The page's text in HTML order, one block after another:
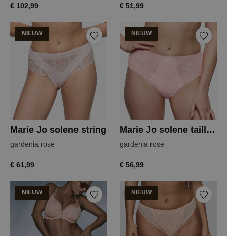
€ 102,99 € 51,99
NIEUW
Marie Jo solene string
gardenia rose
€ 61,99
NIEUW
Marie Jo solene tailleslip
gardenia rose
€ 56,99
NIEUW NIEUW